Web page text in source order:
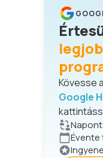
Kövesse a
Google
Évente